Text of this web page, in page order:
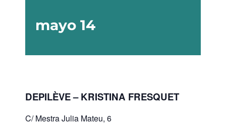
mayo 14
DEPILÈVE – KRISTINA FRESQUET
C/ Mestra Julia Mateu, 6